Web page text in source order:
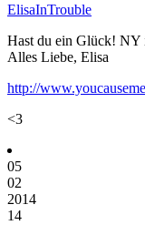
ElisaInTrouble
Hast du ein Glück! NY
Alles Liebe, Elisa
http://
<3
05
02
2014
14